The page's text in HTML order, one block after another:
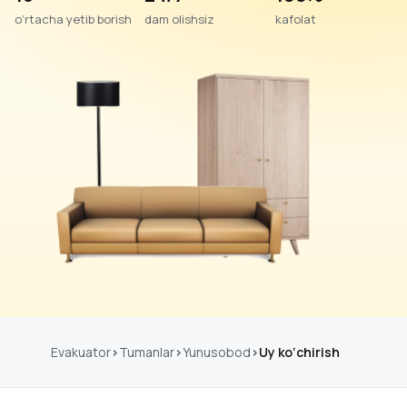
o‘rtacha yetib borish dam olishsiz kafolat
Evakuator Tumanlar Yunusobod Uy ko‘chirish